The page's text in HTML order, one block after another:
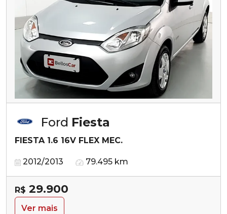
Ford Fiesta
FIESTA 1.6 16V FLEX MEC.
2012/2013 79.495 km
R$ 29.900
Ver mais